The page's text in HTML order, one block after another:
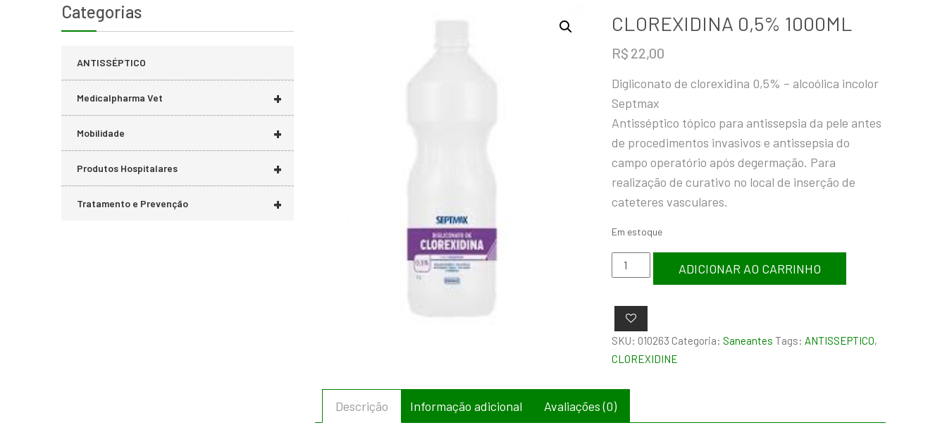
CLOREXIDINA 0,5% 1000ML
R$ 22,00
Digliconato de clorexidina 0,5% – alcoólica incolor
Septmax
Antisséptico tópico para antissepsia da pele antes
de procedimentos invasivos e antissepsia do
campo operatório após degermação. Para
realização de curativo no local de inserção de
cateteres vasculares.
Em estoque
ADICIONAR AO CARRINHO
SKU: 010263 Categoria: Saneantes Tags: ANTISSEPTICO,
CLOREXIDINE
Descrição Informação adicional Avaliações (0)
Categorias
ANTISSÉPTICO
+
Medicalpharma Vet
+
Mobilidade
+
Produtos Hospitalares
+
Tratamento e Prevenção